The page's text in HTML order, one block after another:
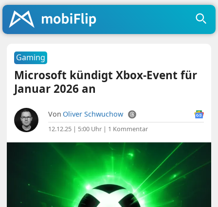
Gaming
Microsoft kündigt Xbox-Event für
Januar 2026 an
Von Oliver Schwuchow
12.12.25 | 5:00 Uhr | 1 Kommentar